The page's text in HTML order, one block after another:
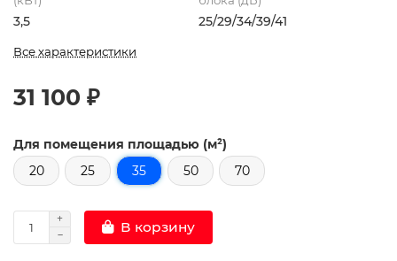
3,5 25/29/34/39/41
Все характеристики
31 100 ₽
Для помещения площадью (м²)
20
25 35 50 70
В корзину